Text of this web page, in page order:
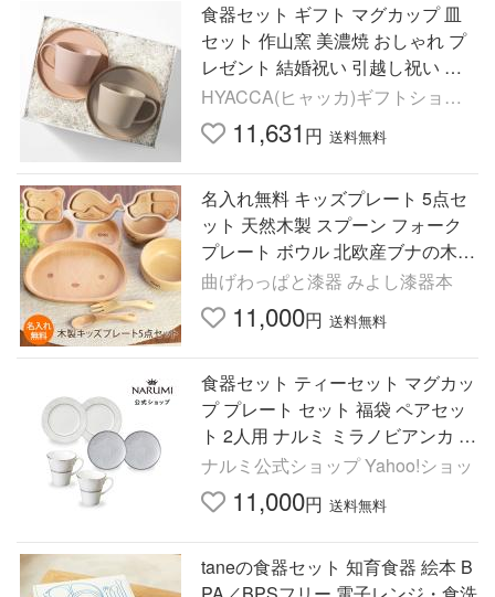
食器セット ギフト マグカップ 皿
セット 作山窯 美濃焼 おしゃれ プ
レゼント 結婚祝い 引越し祝い 誕
生日 新生活 マグ＆プレート
HYACCA(ヒャッカ)ギフトショッ
プ
11,631 円 送料無料
名入れ無料 キッズプレート 5点セ
ット 天然木製 スプーン フォーク
プレート ボウル 北欧産ブナの木
白木 赤ちゃん 離乳食 男の子 女の
子 出産祝い お食い初め
曲げわっぱと漆器 みよし漆器本
11,000円 送料無料
食器セット ティーセット マグカッ
プ プレート セット 福袋 ペアセッ
ト 2人用 ナルミ ミラノビアンカ 白
おしゃれ シンプル 上品 新生活 結
婚祝い 51461-23443
ナルミ公式ショップ Yahoo!ショッ
11,000円 送料無料
taneの食器セット 知育食器 絵本 B